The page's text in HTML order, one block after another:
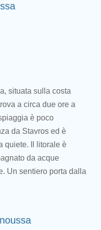
situata sulla costa
a circa due ore a
è poco
da Stavros ed è
quiete. Il litorale è
da acque
Un sentiero porta dalla